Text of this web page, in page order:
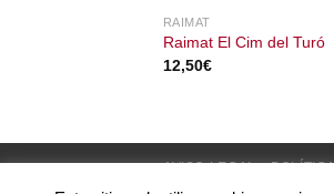
RAIMAT
Raimat El Cim del Turó
12,50€
AVISO LEGAL